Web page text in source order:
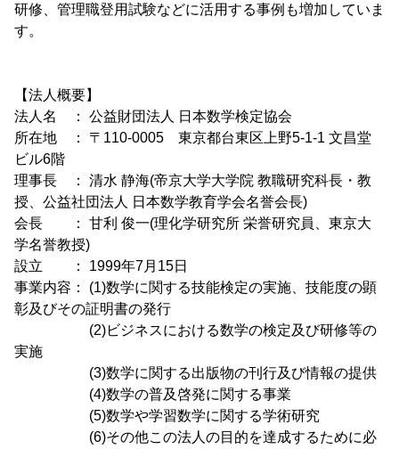
研修、管理職登用試験などに活用する事例も増加していま
す。
【法人概要】
法人名 ： 公益財団法人 日本数学検定協会
所在地 ： 〒110-0005 東京都台東区上野5-1-1 文昌堂
ビル6階
理事長 ： 清水 静海(帝京大学大学院 教職研究科長・教
授、公益社団法人 日本数学教育学会名誉会長)
会長 ： 甘利 俊一(理化学研究所 栄誉研究員、東京大
学名誉教授)
設立 ： 1999年7月15日
事業内容： (1)数学に関する技能検定の実施、技能度の顕
彰及びその証明書の発行
(2)ビジネスにおける数学の検定及び研修等の
実施
(3)数学に関する出版物の刊行及び情報の提供
(4)数学の普及啓発に関する事業
(5)数学や学習数学に関する学術研究
(6)その他この法人の目的を達成するために必